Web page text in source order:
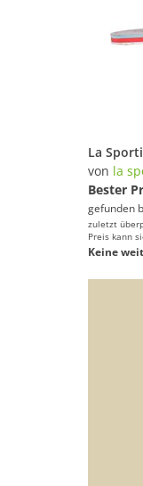
von la
Bester
gefunden
zuletzt
Preis kann
Keine